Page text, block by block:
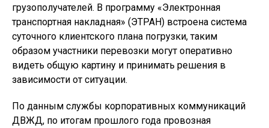
грузополучателей. В программу «Электронная
транспортная накладная» (ЭТРАН) встроена система
суточного клиентского плана погрузки, таким
образом участники перевозки могут оперативно
видеть общую картину и принимать решения в
зависимости от ситуации.
По данным службы корпоративных коммуникаций
ДВЖД, по итогам прошлого года провозная